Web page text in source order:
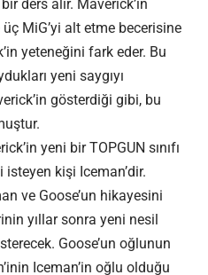
ders alır. Maverick’in
MiG’yi alt etme becerisine
yeteneğini fark eder. Bu
yeni saygıyı
gösterdiği gibi, bu
yeni bir TOPGUN sınıfı
kişi Iceman’dir.
ve Goose’un hikayesini
yıllar sonra yeni nesil
Goose’un oğlunun
Iceman’in oğlu olduğu